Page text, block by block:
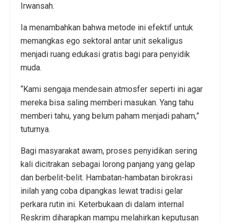
Irwansah.
Ia menambahkan bahwa metode ini efektif untuk
memangkas ego sektoral antar unit sekaligus
menjadi ruang edukasi gratis bagi para penyidik
muda.
“Kami sengaja mendesain atmosfer seperti ini agar
mereka bisa saling memberi masukan. Yang tahu
memberi tahu, yang belum paham menjadi paham,”
tuturnya.
Bagi masyarakat awam, proses penyidikan sering
kali dicitrakan sebagai lorong panjang yang gelap
dan berbelit-belit. Hambatan-hambatan birokrasi
inilah yang coba dipangkas lewat tradisi gelar
perkara rutin ini. Keterbukaan di dalam internal
Reskrim diharapkan mampu melahirkan keputusan